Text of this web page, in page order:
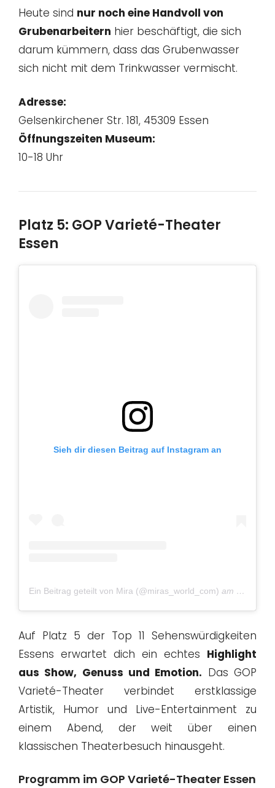
Heute sind nur noch eine Handvoll von
Grubenarbeitern hier beschäftigt, die sich
darum kümmern, dass das Grubenwasser
sich nicht mit dem Trinkwasser vermischt.
Adresse:
Gelsenkirchener Str. 181, 45309 Essen
Öffnungszeiten Museum:
10-18 Uhr
Platz 5: GOP Varieté-Theater
Essen
Sieh dir diesen Beitrag auf Instagram an
Ein Beitrag geteilt von Mira (@miras_world_com) am Jan 09,
Auf Platz 5 der Top 11 Sehenswürdigkeiten
Essens erwartet dich ein echtes Highlight
aus Show, Genuss und Emotion. Das GOP
Varieté-Theater verbindet erstklassige
Artistik, Humor und Live-Entertainment zu
einem Abend, der weit über einen
klassischen Theaterbesuch hinausgeht.
Programm im GOP Varieté-Theater Essen